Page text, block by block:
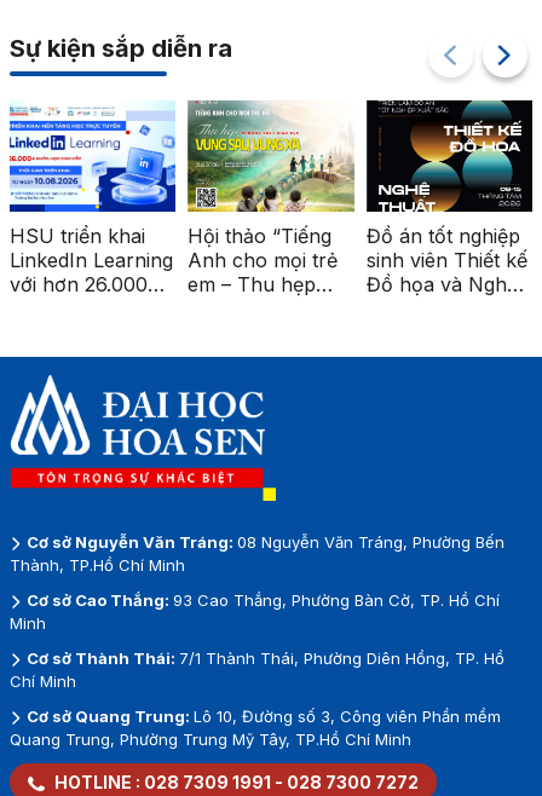
Sự kiện sắp diễn ra
HSU triển khai
LinkedIn Learning
với hơn 26.000
Hội thảo “Tiếng
Anh cho mọi trẻ
em – Thu hẹp
vùng xa”
Đồ án tốt nghiệp
sinh viên Thiết kế
Đồ họa và Nghệ
Metro Bến Thành
Cơ sở Nguyễn Văn Tráng: 08 Nguyễn Văn Tráng, Phường Bến
Thành, TP.Hồ Chí Minh
Cơ sở Cao Thắng: 93 Cao Thắng, Phường Bàn Cờ, TP. Hồ Chí
Minh
Cơ sở Thành Thái: 7/1 Thành Thái, Phường Diên Hồng, TP. Hồ
Chí Minh
Cơ sở Quang Trung: Lô 10, Đường số 3, Công viên Phần mềm
Quang Trung, Phường Trung Mỹ Tây, TP.Hồ Chí Minh
HOTLINE : 028 7309 1991 - 028 7300 7272